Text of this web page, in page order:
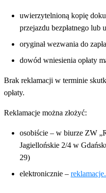
uwierzytelnioną kopię
przejazdu bezpłatnego lub
oryginał wezwania do
dowód wniesienia opłaty
Brak reklamacji w terminie
opłaty.
Reklamacje można złożyć:
osobiście – w biurze ZW
Jagiellońskie 2/4 w
29)
elektronicznie –